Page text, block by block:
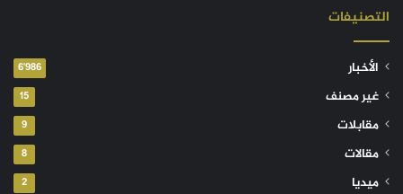
التصنيفات
الأخبار 6٬986
غير مصنف 15
مقابلات 9
مقالات 8
ميديا 2